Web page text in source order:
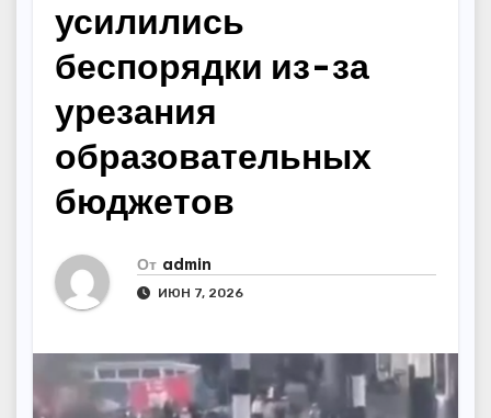
усилились
беспорядки из-за
урезания
образовательных
бюджетов
От admin
ИЮН 7, 2026